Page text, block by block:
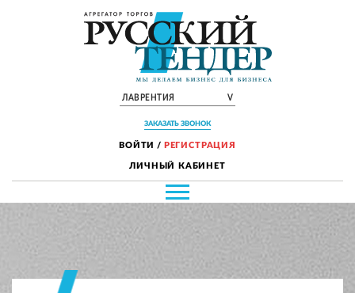
ЛАВРЕНТИЯ V
ЗАКАЗАТЬ ЗВОНОК
ВОЙТИ / РЕГИСТРАЦИЯ
ЛИЧНЫЙ КАБИНЕТ